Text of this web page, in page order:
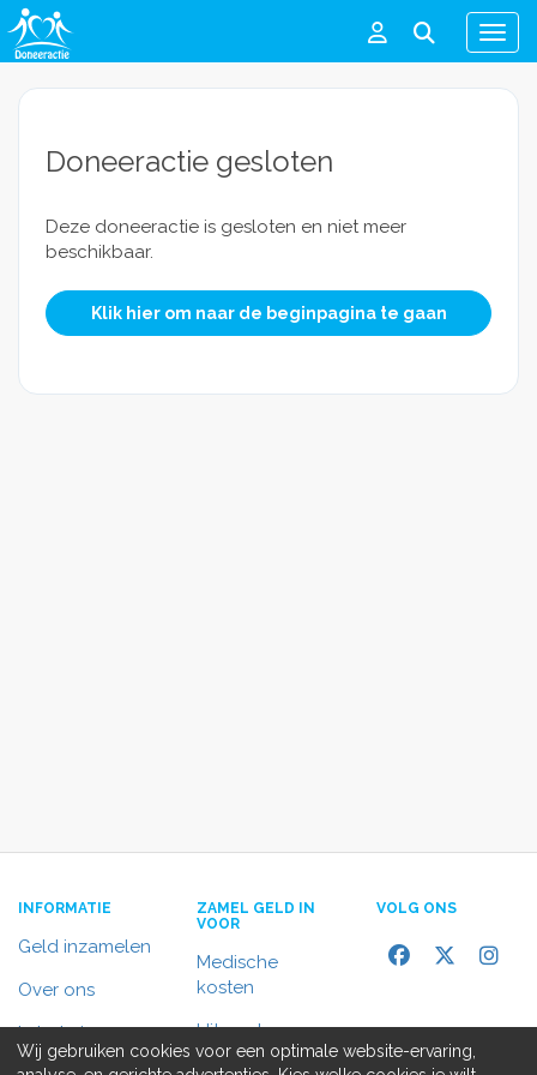
Menu
Doneeractie gesloten
Deze doneeractie is gesloten en niet meer
beschikbaar.
Klik hier om naar de beginpagina te gaan
INFORMATIE
Geld inzamelen
Over ons
In het nieuws
ZAMEL GELD IN
VOOR
Medische
kosten
Uitvaart
VOLG ONS
Wij gebruiken cookies voor een optimale website-ervaring,